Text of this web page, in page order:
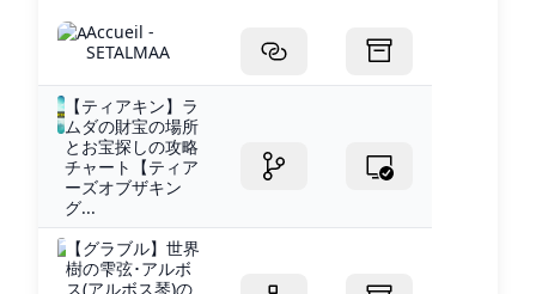
Accueil -
SETALMAA
【ティアキン】ラ
ムダの財宝の場所
とお宝探しの攻略
チャート【ティア
ーズオブザキン
グ...
【グラブル】世界
樹の雫弦･アルボ
ス(アルボス琴)の